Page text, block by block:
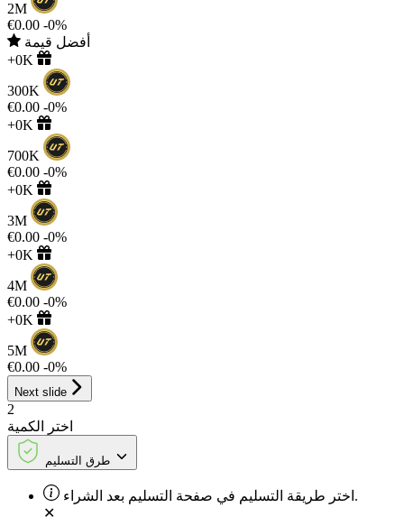
2M
€0.00 -0%
أفضل قيمة
+0K
300K
€0.00 -0%
+0K
700K
€0.00 -0%
+0K
3M
€0.00 -0%
+0K
4M
€0.00 -0%
+0K
5M
€0.00 -0%
Next slide
2
اختر
الكمية
طرق التسليم
اختر طريقة التسليم في صفحة التسليم بعد الشراء.
✕